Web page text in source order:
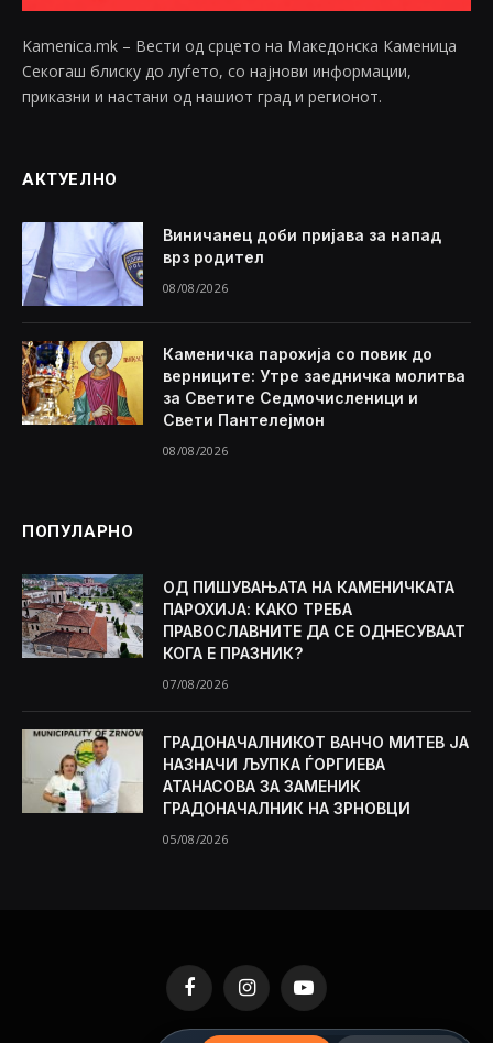
Kamenica.mk – Вести од срцето на Македонска Каменица
Секогаш блиску до луѓето, со најнови информации,
приказни и настани од нашиот град и регионот.
АКТУЕЛНО
Виничанец доби пријава за напад
врз родител
08/08/2026
Каменичка парохија со повик до
верниците: Утре заедничка молитва
за Светите Седмочисленици и
Свети Пантелејмон
08/08/2026
ПОПУЛАРНО
ОД ПИШУВАЊАТА НА КАМЕНИЧКАТА
ПАРОХИЈА: КАКО ТРЕБА
ПРАВОСЛАВНИТЕ ДА СЕ ОДНЕСУВААТ
КОГА Е ПРАЗНИК?
07/08/2026
ГРАДОНАЧАЛНИКОТ ВАНЧО МИТЕВ ЈА
НАЗНАЧИ ЉУПКА ЃОРГИЕВА
АТАНАСОВА ЗА ЗАМЕНИК
ГРАДОНАЧАЛНИК НА ЗРНОВЦИ
05/08/2026
FacebookInstagramYouTube